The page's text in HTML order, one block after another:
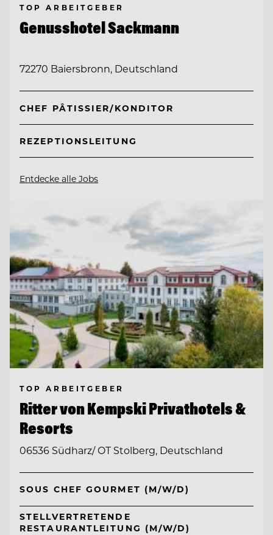
TOP ARBEITGEBER
Genusshotel Sackmann
72270 Baiersbronn, Deutschland
CHEF PÂTISSIER/KONDITOR
REZEPTIONSLEITUNG
Entdecke alle Jobs
TOP ARBEITGEBER
Ritter von Kempski Privathotels &
Resorts
06536 Südharz/ OT Stolberg, Deutschland
SOUS CHEF GOURMET (M/W/D)
STELLVERTRETENDE
RESTAURANTLEITUNG (M/W/D)